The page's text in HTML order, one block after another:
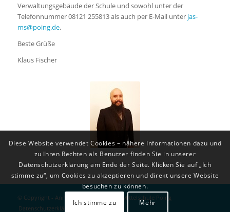
Verwaltungsgebäude der Schule und sowohl unter der
Telefonnummer 08121 255813 als auch per E-Mail unter jas-
ms@poing.de.
Beste Grüße
Klaus Fischer
© Copyright - Anni-Pickert-Grund- und Mittelschule Poing
Datenschutzerklärung
Diese Website verwendet Cookies – nähere Informationen dazu und
zu Ihren Rechten als Benutzer finden Sie in unserer
Datenschutzerklärung am Ende der Seite. Klicken Sie auf „Ich
stimme zu“, um Cookies zu akzeptieren und direkt unsere Website
besuchen zu können.
Ich stimme zu
Mehr